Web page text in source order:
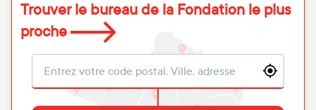
Trouver le bureau de la Fondation le plus
proche
Localisation